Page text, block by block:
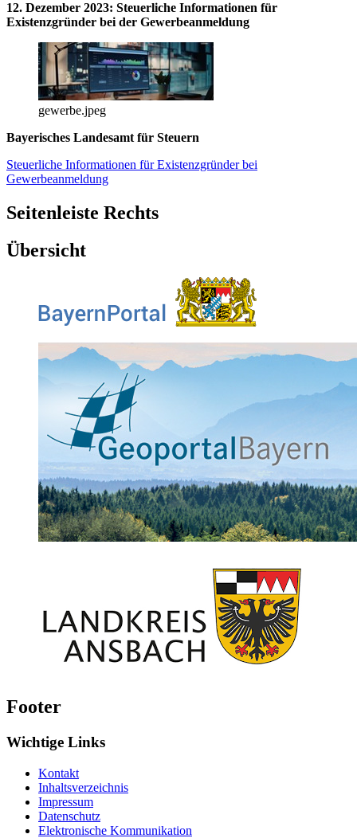
12. Dezember 2023: Steuerliche Informationen für
Existenzgründer bei der Gewerbeanmeldung
gewerbe.jpeg
Bayerisches Landesamt für Steuern
Steuerliche Informationen für Existenzgründer bei
Gewerbeanmeldung
Seitenleiste Rechts
Übersicht
Footer
Wichtige Links
Kontakt
Inhaltsverzeichnis
Impressum
Datenschutz
Elektronische Kommunikation